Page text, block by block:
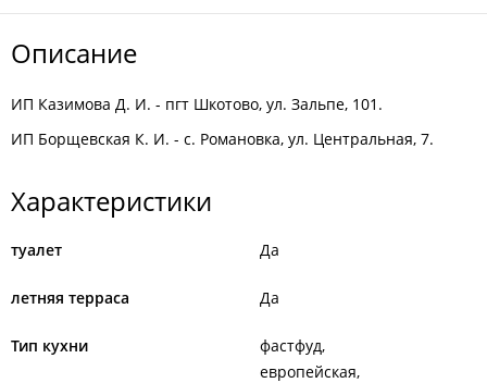
Описание
ИП Казимова Д. И. - пгт Шкотово, ул. Зальпе, 101.
ИП Борщевская К. И. - с. Романовка, ул. Центральная, 7.
Характеристики
туалет Да
летняя терраса Да
Тип кухни
фастфуд
европейская